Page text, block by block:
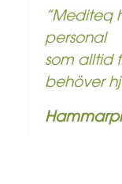
”Mediteq
personal
som alltid
behöver